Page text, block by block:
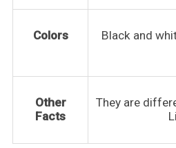
Colors
Black and
Other
Facts
They are